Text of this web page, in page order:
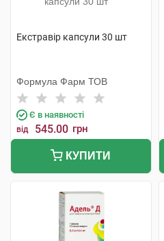
Екстравір капсули 30 шт
Формула Фарм ТОВ
Є в наявності
від 545.00 грн
КУПИТИ